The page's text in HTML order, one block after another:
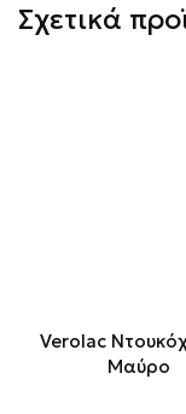
Σχετικά
Verolac
Μαύρο